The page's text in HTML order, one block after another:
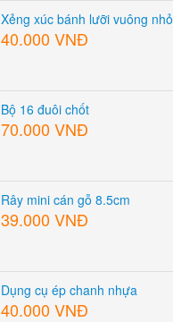
Xẻng xúc bánh lưỡi vuông nhỏ
40.000 VNĐ
Bộ 16 đuôi chốt
70.000 VNĐ
Rây mini cán gỗ 8.5cm
39.000 VNĐ
Dụng cụ ép chanh nhựa
40.000 VNĐ